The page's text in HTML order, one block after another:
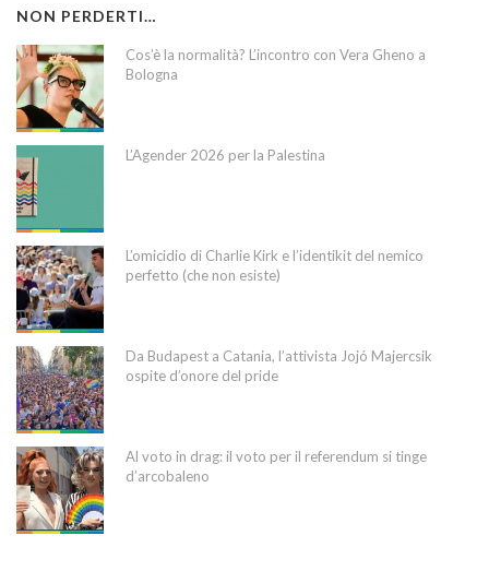
NON PERDERTI…
Cos’è la normalità? L’incontro con Vera Gheno a
Bologna
L’Agender 2026 per la Palestina
L’omicidio di Charlie Kirk e l’identikit del nemico
perfetto (che non esiste)
Da Budapest a Catania, l’attivista Jojó Majercsik
ospite d’onore del pride
Al voto in drag: il voto per il referendum si tinge
d’arcobaleno